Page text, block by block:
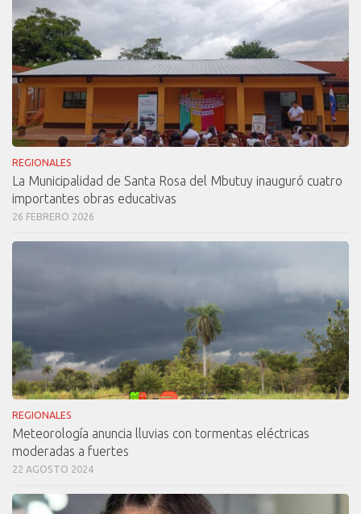
REGIONALES
La Municipalidad de Santa Rosa del Mbutuy inauguró cuatro
importantes obras educativas
26 FEBRERO 2026
REGIONALES
Meteorología anuncia lluvias con tormentas eléctricas
moderadas a fuertes
22 AGOSTO 2024